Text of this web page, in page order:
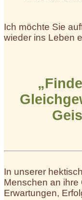
Ich möchte Sie
wieder ins Leben
In unserer
Menschen an ihre
Erwartungen,